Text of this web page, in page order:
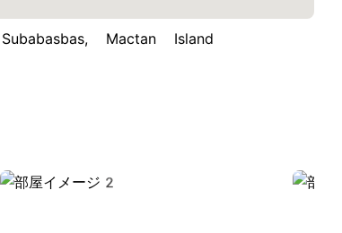
Mactan Island